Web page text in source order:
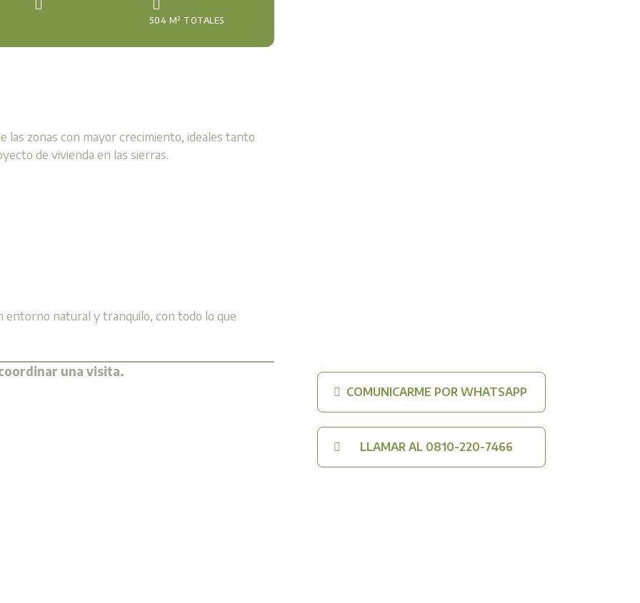
504 M² TOTALES
las zonas con mayor crecimiento, ideales tanto
de vivienda en las sierras.
entorno natural y tranquilo, con todo lo que
una visita.
COMUNICARME POR WHATSAPP
LLAMAR AL 0810-220-7466